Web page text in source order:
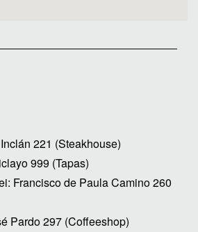
221 (Steakhouse)
999 (Tapas)
Francisco de Paula Camino 260
Pardo 297 (Coffeeshop)